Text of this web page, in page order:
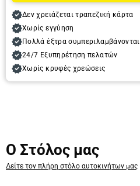
Ημερομηνία
Ώρα
Ημερομηνία
Δεν χρειάζεται τραπεζική κάρτα
Χωρίς εγγύηση
Πολλά έξτρα συμπεριλαμβάνονται
24/7 Εξυπηρέτηση πελατών
Χωρίς κρυφές χρεώσεις
Ο Στόλος μας
Δείτε τον πλήρη στόλο αυτοκινήτων μας